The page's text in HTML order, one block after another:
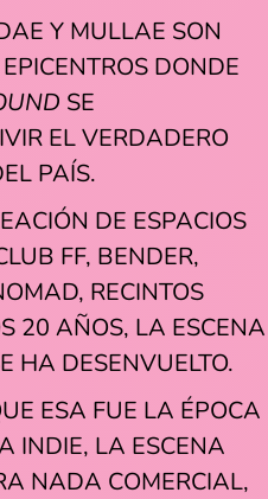
Y MULLAE SON
DONDE
SE
EL VERDADERO
PAÍS.
DE ESPACIOS
FF, BENDER,
RECINTOS
20 AÑOS, LA ESCENA
HA DESENVUELTO.
ESA FUE LA ÉPOCA
INDIE, LA ESCENA
NADA COMERCIAL,